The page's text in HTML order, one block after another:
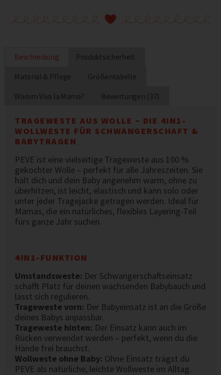
Beschreibung
Produktsicherheit
Material & Pflege
Größentabelle
Warum Viva la Mama?
Bewertungen (37)
TRAGEWESTE AUS WOLLE – DIE 4IN1-
WOLLWESTE FÜR SCHWANGERSCHAFT &
BABYTRAGEN
PEVE ist eine vielseitige Trageweste aus 100 %
gekochter Wolle – perfekt für alle Jahreszeiten. Sie
hält dich und dein Baby angenehm warm, ohne zu
überhitzen, ist leicht, elastisch und kann solo oder
unter jeder Tragejacke getragen werden. Ideal für
Mamas, die ein natürliches, flexibles Layering-Teil
fürs ganze Jahr suchen.
4IN1-FUNKTION
Umstandsweste: Der Schwangerschaftseinsatz
schafft Platz für deinen wachsenden Babybauch und
lässt sich regulieren.
Trageweste vorn: Der Babyeinsatz ist an die Größe
deines Babys anpassbar.
Trageweste hinten: Der Einsatz kann auch im
Rücken verwendet werden – perfekt, wenn du die
Hände frei brauchst.
Wollweste ohne Baby: Ohne Einsatz trägst du
PEVE als natürliche, leichte Wollweste im Alltag.